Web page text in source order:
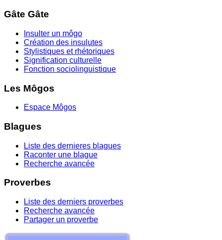
Gâte Gâte
Insulter un môgo
Création des insulutes
Stylistiques et rhétoriques
Signification culturelle
Fonction sociolinguistique
Les Môgos
Espace Môgos
Blagues
Liste des dernieres blagues
Raconter une blague
Recherche avancée
Proverbes
Liste des derniers proverbes
Recherche avancée
Partager un proverbe